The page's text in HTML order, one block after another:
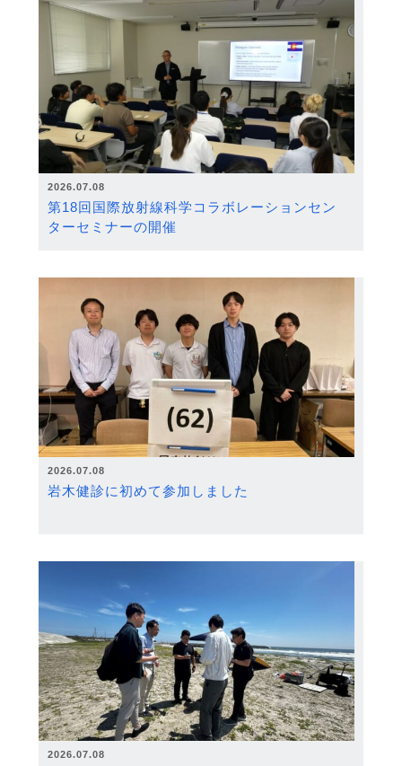
2026.07.08
第18回国際放射線科学コラボレーションセン
ターセミナーの開催
2026.07.08
岩木健診に初めて参加しました
2026.07.08